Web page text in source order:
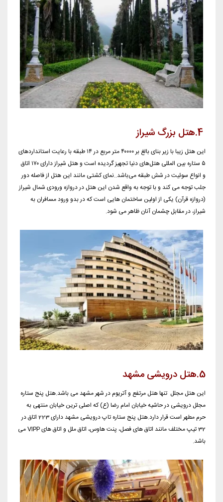
این هتل زیبا با زیر بنای بالغ بر ۴۰۰۰۰ متر مربع در ۱۴ طبقه با رعایت استاندارد‌های
۵ ستاره بین المللی هتل‌های دنیا تجهیز گردیده است و هتل شیراز دارای ۱۷۰ اتاق
و انواع سوئیت در شش طبقه می‌باشد..نمای کشتی مانند این هتل از فاصله دور
جلب توجه می کند و با توجه به واقع شدن این هتل در دروازه ورودی شمال شیراز
(دروازه قرآن) یکی از اولین ساختمان هایی است که در بدو ورود مسافران به
شیراز، در مقابل چشمان آنان ظاهر می شود.
5.هتل درویشی مشهد
این هتل مجلل تنها هتل مرتفع و آتریوم در شهر مشهد می باشد.هتل پنج ستاره
مجلل درویشی در حاشیه خیابان امام رضا (ع) که اصلی ترین خیابان منتهی به
حرم مطهر است قرار دارد.هتل پنج ستاره تاپ درویشی مشهد دارای 223 اتاق در
32 تیپ مختلف مانند اتاق های فصل، پنت هاوس، اتاق ملل و اتاق های VIPP می
باشد.